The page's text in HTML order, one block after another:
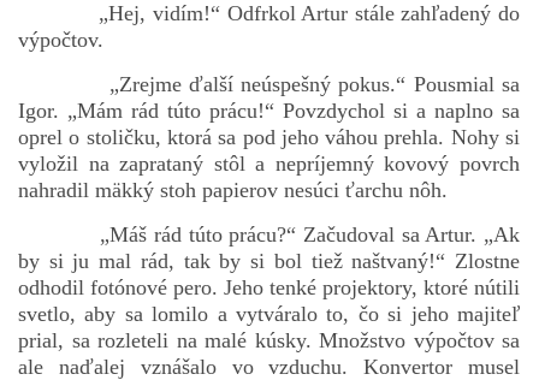
Príbehy a poviedky na tejto stránke sú duševným
vlastníctvom autorov. Všetky práva vyhradené.
© 2026 eStránky.sk| RSS|WebSlice |Aktualizované 5. 8. 2026|
Hore ↑
„Hej, vidím!“ Odfrkol Artur stále zahľadený do
výpočtov.
„Zrejme ďalší neúspešný pokus.“ Pousmial sa
Igor. „Mám rád túto prácu!“ Povzdychol si a naplno sa
oprel o stoličku, ktorá sa pod jeho váhou prehla. Nohy si
vyložil na zaprataný stôl a nepríjemný kovový povrch
nahradil mäkký stoh papierov nesúci ťarchu nôh.
„Máš rád túto prácu?“ Začudoval sa Artur. „Ak
by si ju mal rád, tak by si bol tiež naštvaný!“ Zlostne
odhodil fotónové pero. Jeho tenké projektory, ktoré nútili
svetlo, aby sa lomilo a vytváralo to, čo si jeho majiteľ
prial, sa rozleteli na malé kúsky. Množstvo výpočtov sa
ale naďalej vznášalo vo vzduchu. Konvertor musel